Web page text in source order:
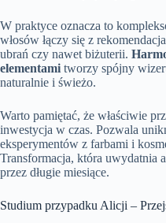
W praktyce oznacza to
włosów łączy się z
ubrań czy nawet biżuterii.
elementami tworzy spójny
naturalnie i świeżo.
Warto pamiętać, że właściwie
inwestycja w czas. Pozwala
eksperymentów z farbami i
Transformacja, która uwydatnia
przez długie miesiące.
Studium przypadku Alicji –